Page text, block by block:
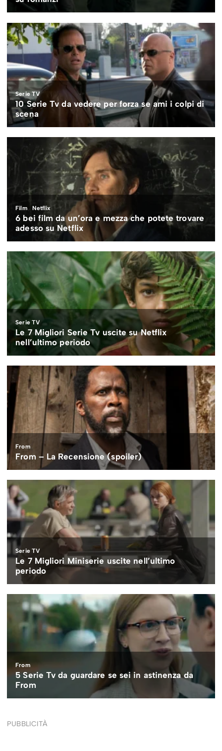
PUBBLICITÀ